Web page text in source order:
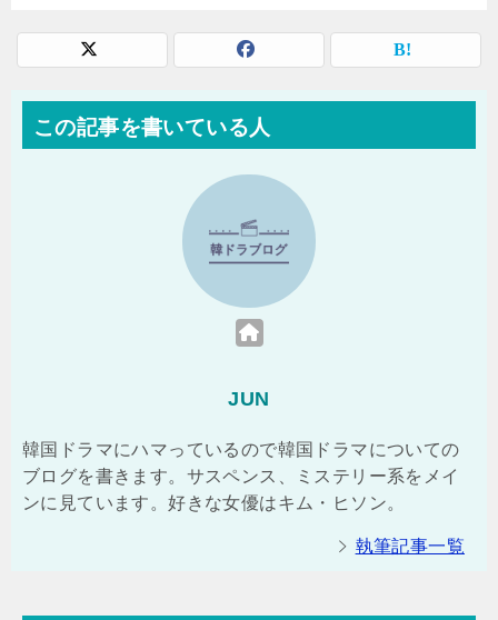
この記事を書いている人
JUN
韓国ドラマにハマっているので韓国ドラマについての
ブログを書きます。サスペンス、ミステリー系をメイ
ンに見ています。好きな女優はキム・ヒソン。
執筆記事一覧